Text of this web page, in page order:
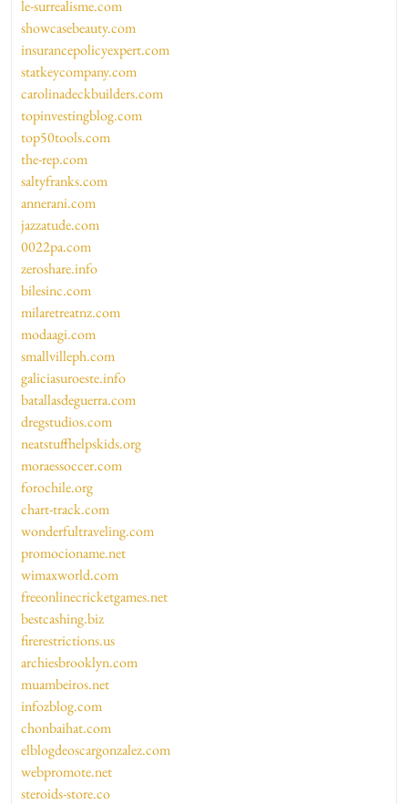
le-surrealisme.com
showcasebeauty.com
insurancepolicyexpert.com
statkeycompany.com
carolinadeckbuilders.com
topinvestingblog.com
top50tools.com
the-rep.com
saltyfranks.com
annerani.com
jazzatude.com
0022pa.com
zeroshare.info
bilesinc.com
milaretreatnz.com
modaagi.com
smallvilleph.com
galiciasuroeste.info
batallasdeguerra.com
dregstudios.com
neatstuffhelpskids.org
moraessoccer.com
forochile.org
chart-track.com
wonderfultraveling.com
promocioname.net
wimaxworld.com
freeonlinecricketgames.net
bestcashing.biz
firerestrictions.us
archiesbrooklyn.com
muambeiros.net
infozblog.com
chonbaihat.com
elblogdeoscargonzalez.com
webpromote.net
steroids-store.co